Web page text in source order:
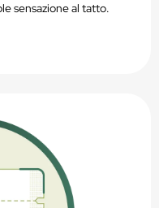
sensazione al tatto.